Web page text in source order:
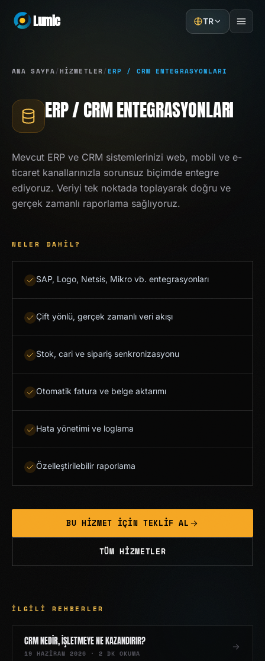
Lumic TR
Ana Sayfa
Örnek Projeler
Hakkımızda
İletişim
ANA SAYFA/HIZMETLER/ ERP / CRM ENTEGRASYONLARI
ERP / CRM ENTEGRASYONLARI
Mevcut ERP ve CRM sistemlerinizi web, mobil ve e-
ticaret kanallarınızla sorunsuz biçimde entegre
ediyoruz. Veriyi tek noktada toplayarak doğru ve
gerçek zamanlı raporlama sağlıyoruz.
NELER DAHIL?
SAP, Logo, Netsis, Mikro vb. entegrasyonları
Çift yönlü, gerçek zamanlı veri akışı
Stok, cari ve sipariş senkronizasyonu
Otomatik fatura ve belge aktarımı
Hata yönetimi ve loglama
Özelleştirilebilir raporlama
BU HIZMET IÇIN TEKLIF AL
TÜM HIZMETLER
İLGILI REHBERLER
CRM NEDIR, İŞLETMEYE NE KAZANDIRIR?
19 HAZIRAN 2026 · 2 DK OKUMA